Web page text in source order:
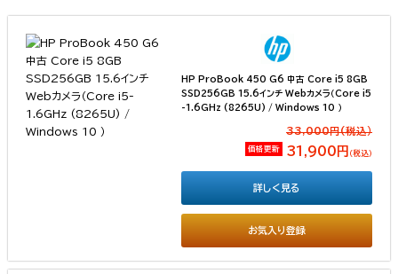
HP ProBook 450 G6 中古 Core i5 8GB
SSD256GB 15.6インチ Webカメラ（Core i5
-1.6GHz (8265U) / Windows 10 ）
33,000円(税込）
価格更新 31,900円 （税込）
お気入り登録
詳しく見る